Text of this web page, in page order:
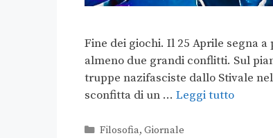
Fine dei giochi. Il 25 Aprile segna
almeno due grandi conflitti. Sul
truppe nazifasciste dallo Stivale
sconfitta di un … Leggi tutto
Filosofia, Giornale